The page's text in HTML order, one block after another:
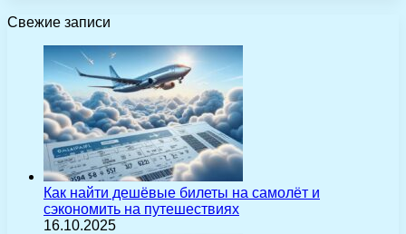
Свежие записи
Как найти дешёвые билеты на самолёт и
сэкономить на путешествиях
16.10.2025